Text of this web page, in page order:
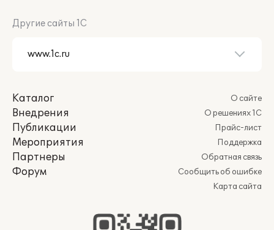
Другие сайты 1С
Каталог
Внедрения
Публикации
Мероприятия
Партнеры
Форум
О сайте
О решениях 1С
Прайс-лист
Поддержка
Обратная связь
Сообщить об ошибке
Карта сайта